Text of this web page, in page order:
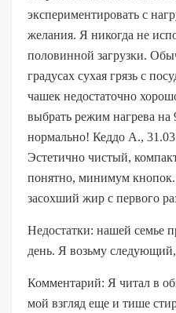
экспериментировать с
желания. Я никогда не
половинной загрузки.
градусах сухая грязь с
чашек недостаточно
выбрать режим нагрева на
нормально! Кеддо А.,
Эстетично чистый,
понятно, минимум
засохший жир с первого
Недостатки: нашей семье
день. Я возьму
Комментарий: Я читал в
мой взгляд еще и тише